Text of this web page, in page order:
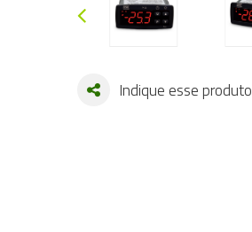
Indique esse produto